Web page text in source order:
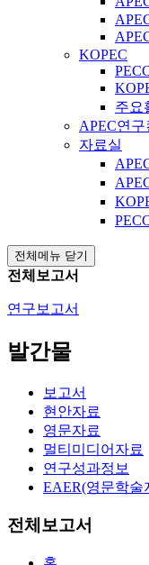
KOPEC
주요
APEC연
자료실
전체메뉴 닫기
전체보고서
연구보고서
발간물
보고서
현안자료
영문자료
멀티미디어자료
연구성과정보
EAER(영문학술
전체보고서